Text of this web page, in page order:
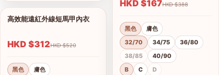
1/14
高效能遠紅外線短馬甲內衣
HKD $312 HKD $520
黑色
膚色
HKD $167 HKD $388
黑色
膚色
32/70
34/75
36/80
38/85
40/90
B
C D